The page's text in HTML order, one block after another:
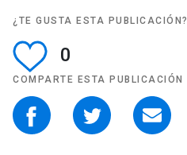
¿TE GUSTA ESTA PUBLICACIÓN?
0
COMPARTE ESTA PUBLICACIÓN